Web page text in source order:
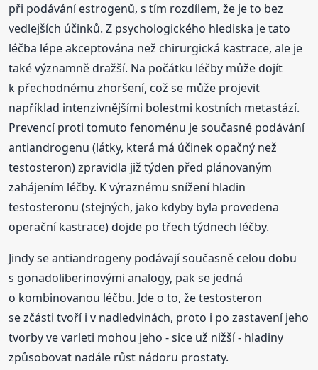
při podávání estrogenů, s tím rozdílem, že je to bez
vedlejších účinků. Z psychologického hlediska je tato
léčba lépe akceptována než chirurgická kastrace, ale je
také významně dražší. Na počátku léčby může dojít
k přechodnému zhoršení, což se může projevit
například intenzivnějšími bolestmi kostních metastází.
Prevencí proti tomuto fenoménu je současné podávání
antiandrogenu (látky, která má účinek opačný než
testosteron) zpravidla již týden před plánovaným
zahájením léčby. K výraznému snížení hladin
testosteronu (stejných, jako kdyby byla provedena
operační kastrace) dojde po třech týdnech léčby.
Jindy se antiandrogeny podávají současně celou dobu
s gonadoliberinovými analogy, pak se jedná
o kombinovanou léčbu. Jde o to, že testosteron
se zčásti tvoří i v nadledvinách, proto i po zastavení jeho
tvorby ve varleti mohou jeho - sice už nižší - hladiny
způsobovat nadále růst nádoru prostaty.